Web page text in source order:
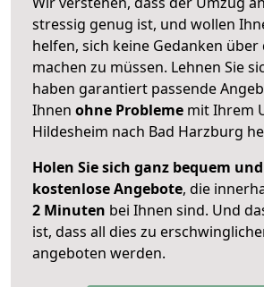
stressig genug ist, und wollen
helfen, sich keine Gedanken über
machen zu müssen. Lehnen Sie
haben garantiert passende
Ihnen ohne Probleme mit Ihrem
Hildesheim nach Bad Harzburg
Holen Sie sich ganz bequem
kostenlose Angebote, die
2 Minuten bei Ihnen sind. Und
ist, dass all dies zu
angeboten werden.